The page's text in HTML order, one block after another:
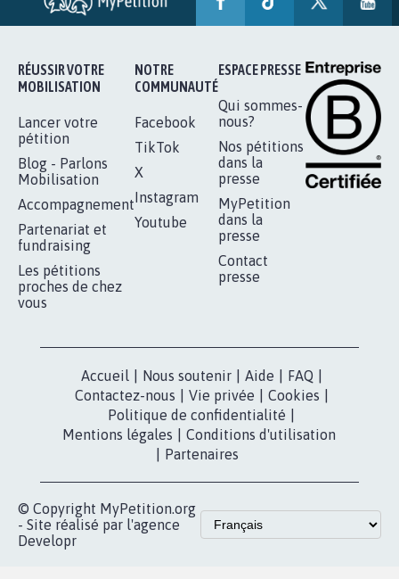
RÉUSSIR VOTRE
MOBILISATION
Lancer votre
pétition
Blog - Parlons
Mobilisation
Accompagnement
Partenariat et
fundraising
Les pétitions
proches de chez
vous
NOTRE
COMMUNAUTÉ
Facebook
TikTok
X
Instagram
Youtube
ESPACE PRESSE
Qui sommes-
nous?
Nos pétitions
dans la
presse
MyPetition
dans la
presse
Contact
presse
Accueil Nous soutenir Aide FAQ
Contactez-nous
Vie privée Cookies
Politique de confidentialité
Mentions légales
Conditions d'utilisation
Partenaires
© Copyright MyPetition.org
- Site réalisé par l'agence
Developr